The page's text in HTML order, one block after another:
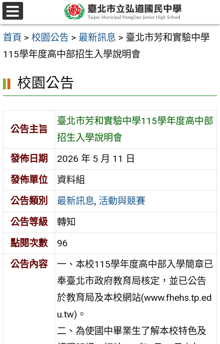
跳
至
主
要
容
區
選
單
首頁 > 校園公告 > 最新訊息 > 臺北市芳和實驗中學
115學年度高中部招生入學說明會
校園公告
公告主旨
臺北市芳和實驗中學115學年度高中部
招生入學說明會
發佈日期
2026 年 5 月 11 日
發佈單位
資料組
公告類別
最新訊息, 活動與競賽
公告等級
轉知
點閱次數
96
公告內容
一、本校115學年度高中部入學簡章已
奉臺北市政府教育局核定，並已公告
於教育局及本校網站(www.fhehs.tp.ed
u.tw)。
二、為使國中畢業生了解本校特色及